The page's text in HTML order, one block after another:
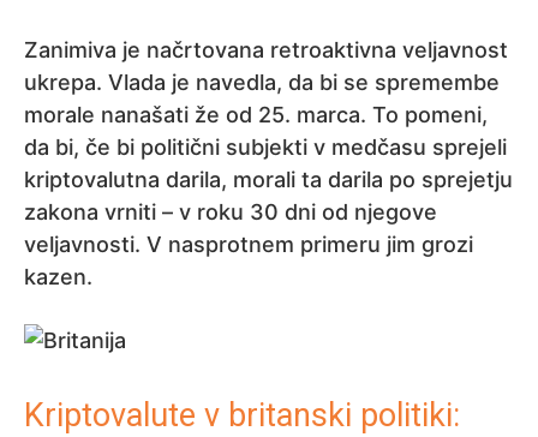
Zanimiva je načrtovana retroaktivna veljavnost
ukrepa. Vlada je navedla, da bi se spremembe
morale nanašati že od 25. marca. To pomeni,
da bi, če bi politični subjekti v medčasu sprejeli
kriptovalutna darila, morali ta darila po sprejetju
zakona vrniti – v roku 30 dni od njegove
veljavnosti. V nasprotnem primeru jim grozi
kazen.
Kriptovalute v britanski politiki: